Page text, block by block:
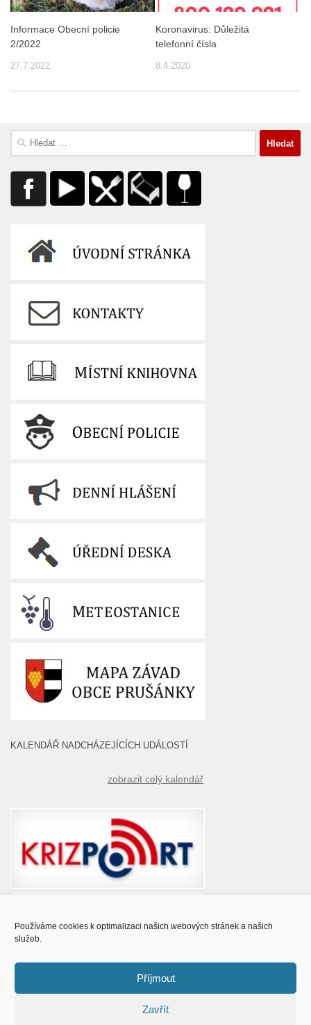
Používáme cookies k optimalizaci našich webových stránek a našich
služeb.
Příjmout
Zavřít
Informace Obecní policie
2/2022
27.7.2022
Koronavirus: Důležitá
telefonní čísla
8.4.2020
Vyhledávání
KALENDÁŘ NADCHÁZEJÍCÍCH UDÁLOSTÍ
zobrazit celý kalendář